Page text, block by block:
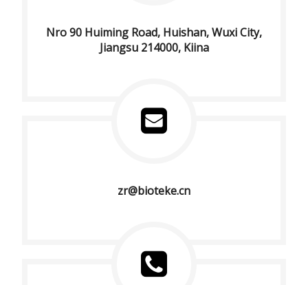
Nro 90 Huiming Road, Huishan, Wuxi City,
Jiangsu 214000, Kiina
zr@bioteke.cn